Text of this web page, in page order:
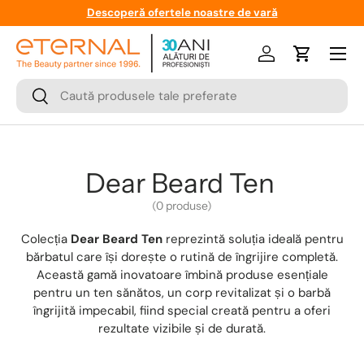
Descoperă ofertele noastre de vară
Cauta
Cauta
LogareCos
Meniu
Dear Beard Ten
(0 produse)
Colecția Dear Beard Tenreprezintă soluția ideală pentru
bărbatul care își dorește o rutină de îngrijire completă.
Această gamă inovatoare îmbină produse esențiale
pentru un ten sănătos, un corp revitalizat și o barbă
îngrijită impecabil, fiind special creată pentru a oferi
rezultate vizibile și de durată.